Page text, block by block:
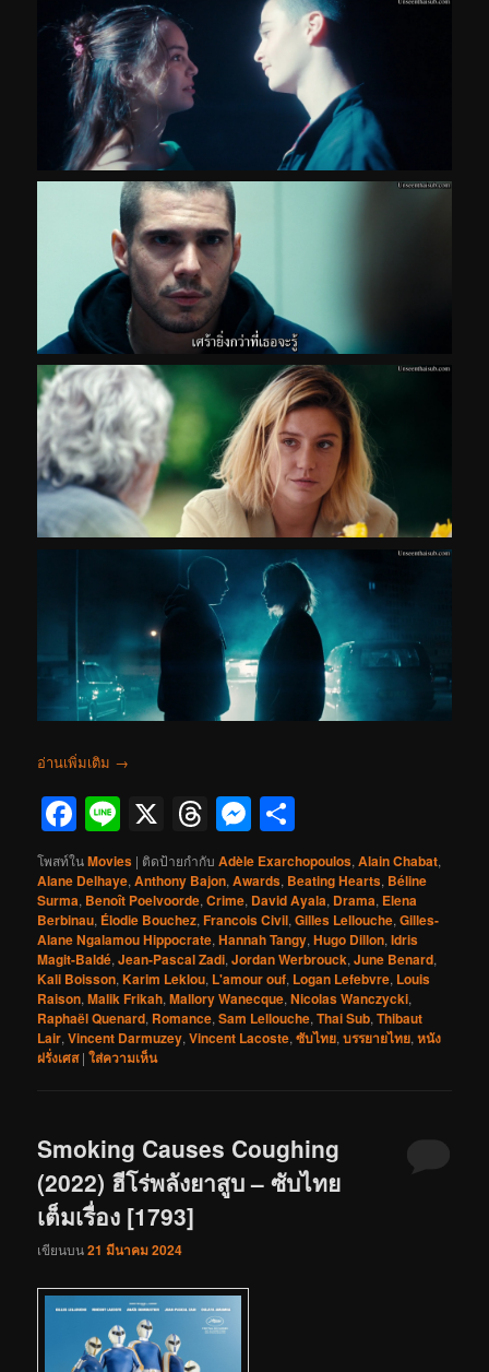
อ่านเพิ่มเติม →
Facebook
Line
X Threads
Messenger
โพสท์ในMovies | ติดป้ายกำกับ Adèle Exarchopoulos,Alain Chabat,
Alane Delhaye,Anthony Bajon,Awards, Beating Hearts, Béline
Surma, Benoît Poelvoorde,Crime, David Ayala, Drama, Elena
Berbinau, Élodie Bouchez,Francois Civil,Gilles Lellouche,Gilles-
Alane Ngalamou Hippocrate,Hannah Tangy,Hugo Dillon,Idris
Magit-Baldé,Jean-Pascal Zadi,Jordan Werbrouck,June Benard,
Kali Boisson,Karim Leklou, L'amour ouf, Logan Lefebvre, Louis
Raison,Malik Frikah,Mallory Wanecque,Nicolas Wanczycki,
Raphaël Quenard, Romance,Sam Lellouche,Thai Sub,Thibaut
Lair,Vincent Darmuzey,Vincent Lacoste,ซับไทย,บรรยายไทย,หนัง
ฝรั่งเศส |ใส่ความเห็น
Smoking Causes Coughing
(2022) ฮีโร่พลังยาสูบ – ซับไทย
เต็มเรื่อง [1793]
เขียนบน21 มีนาคม 2024